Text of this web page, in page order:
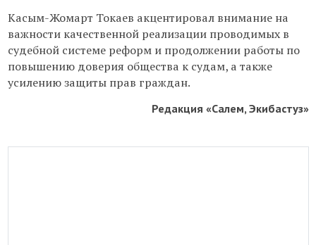
Касым-Жомарт Токаев акцентировал внимание на
важности качественной реализации проводимых в
судебной системе реформ и продолжении работы по
повышению доверия общества к судам, а также
усилению защиты прав граждан.
Редакция «Салем, Экибастуз»